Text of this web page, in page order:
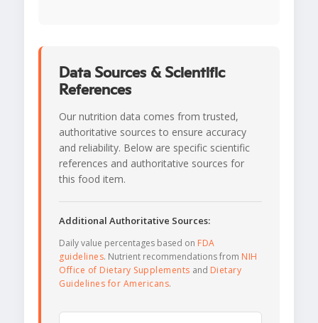
Data Sources & Scientific
References
Our nutrition data comes from trusted,
authoritative sources to ensure accuracy
and reliability. Below are specific scientific
references and authoritative sources for
this food item.
Additional Authoritative Sources:
Daily value percentages based on FDA
guidelines. Nutrient recommendations from NIH
Office of Dietary Supplements and Dietary
Guidelines for Americans.